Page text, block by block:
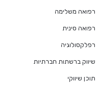
רפואה משלימה
רפואה סינית
רפלקסולוגיה
שיווק ברשתות חברתיות
תוכן שיווקי